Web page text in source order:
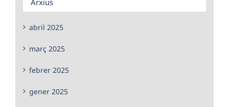
abril 2025
març 2025
febrer 2025
gener 2025